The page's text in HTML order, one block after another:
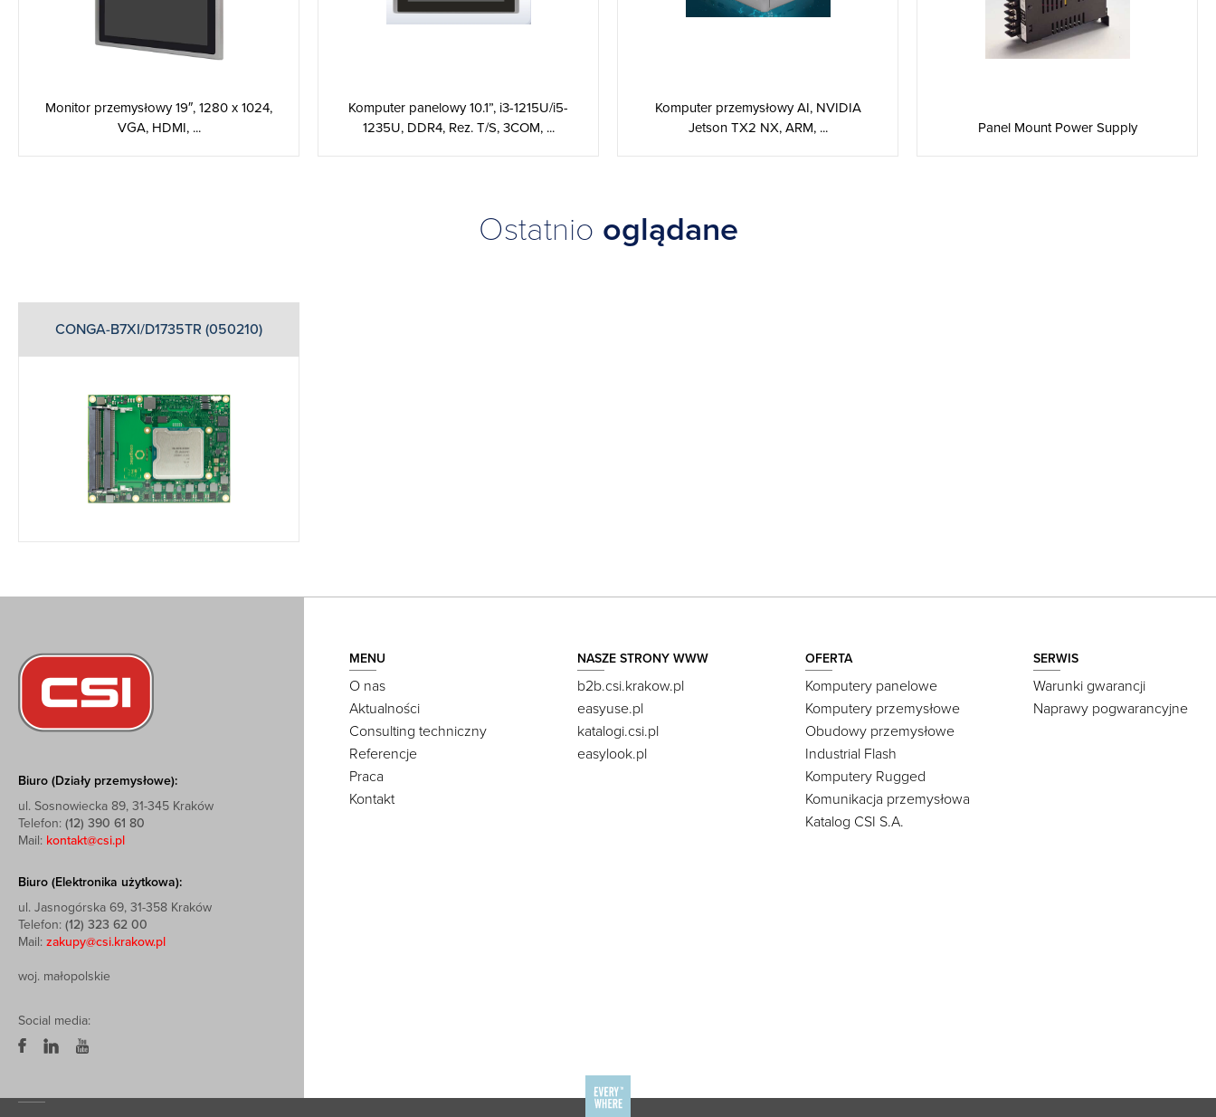
Monitor przemysłowy 19″, 1280 x 1024,
VGA, HDMI, ...
Komputer panelowy 10.1”, i3-1215U/i5-
1235U, DDR4, Rez. T/S, 3COM, ...
Komputer przemysłowy AI, NVIDIA
Jetson TX2 NX, ARM, ...
Panel Mount Power Supply
Ostatnio oglądane
CONGA-B7XI/D1735TR (050210)
Biuro (Działy przemysłowe):
ul. Sosnowiecka 89, 31-345 Kraków
Telefon: (12) 390 61 80
Mail: kontakt@csi.pl
Biuro (Elektronika użytkowa):
ul. Jasnogórska 69, 31-358 Kraków
Telefon: (12) 323 62 00
Mail: zakupy@csi.krakow.pl
woj. małopolskie
Social media:
MENU
O nas
Aktualności
Consulting techniczny
Referencje
Praca
Kontakt
NASZE STRONY WWW
b2b.csi.krakow.pl
easyuse.pl
katalogi.csi.pl
easylook.pl
OFERTA
Komputery panelowe
Komputery przemysłowe
Obudowy przemysłowe
Industrial Flash
Komputery Rugged
Komunikacja przemysłowa
Katalog CSI S.A.
SERWIS
Warunki gwarancji
Naprawy pogwarancyjne